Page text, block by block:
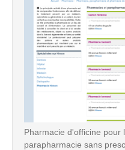
Pharmacie d'officine pour
parapharmacie sans